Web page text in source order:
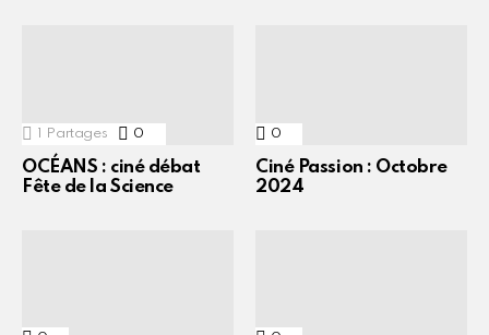
1 Partages 0
OCÉANS : ciné débat
Fête de la Science
0
Ciné Passion : Octobre
2024